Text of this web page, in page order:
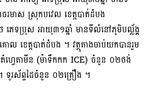
មាស ស្រុកបវេល ខេត្តបាត់ដំបង
ភេទប្រុស អាយុ៣១ឆ្នាំ មានទីលំនៅភូមិបល័្លង្គ
ោល ខេត្តបាត់ដំបង ។ វត្ថុតាងចាប់យកបានរួម
តំហ្វេតាមីន (ម៉ាទឹកកក ICE) ចំនួន ០២ថង់
ទូរស័ព្ទដៃចំនួន ០២គ្រឿង ។